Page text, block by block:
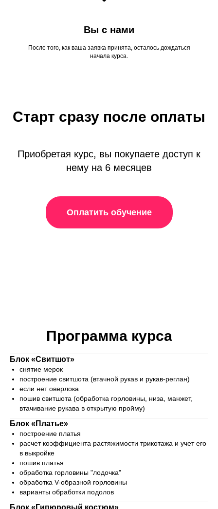
Вы с нами
После того, как ваша заявка принята, осталось дождаться
начала курса.
Старт сразу после оплаты
Приобретая курс, вы покупаете доступ к
нему на 6 месяцев
Оплатить обучение
Программа курса
Блок «Свитшот»
снятие мерок
построение свитшота (втачной рукав и рукав-реглан)
если нет оверлока
пошив свитшота (обработка горловины, низа, манжет,
втачивание рукава в открытую пройму)
Блок «Платье»
построение платья
расчет коэффициента растяжимости трикотажа и учет его
в выкройке
пошив платья
обработка горловины "лодочка"
обработка V-образной горловины
варианты обработки подолов